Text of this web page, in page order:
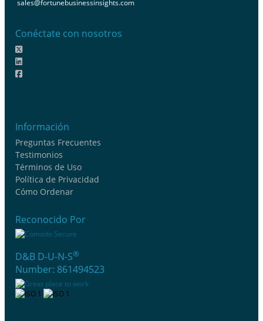
sales@fortunebusinessinsights.com
Conéctate con nosotros
Información
Preguntas Frecuentes
Testimonios
Términos de Uso
Política de Privacidad
Cómo Ordenar
Reconocido Por
D&B D-U-N-S®
Number: 861494523